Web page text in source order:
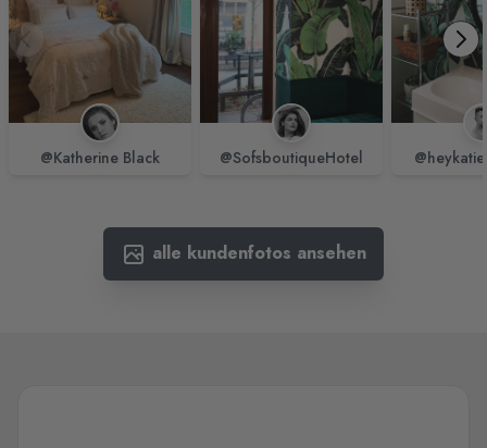
@Katherine Black @SofsboutiqueHotel
alle kundenfotos ansehen